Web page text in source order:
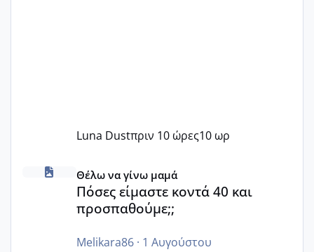
Luna Dustπριν 10 ώρες10 ωρ
Πόσες είμαστε κοντά 40 και προσπαθούμε;;
Θέλω να γίνω μαμά
Πόσες είμαστε κοντά 40 και
προσπαθούμε;;
Melikara86· 1 Αυγούστου